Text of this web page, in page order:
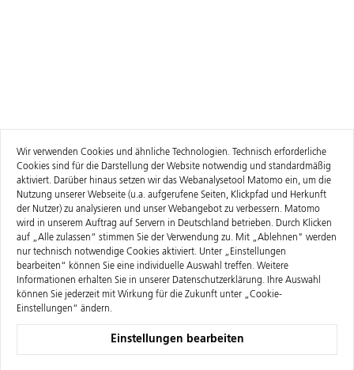
Wir verwenden Cookies und ähnliche Technologien. Technisch erforderliche
Cookies sind für die Darstellung der Website notwendig und standardmäßig
aktiviert. Darüber hinaus setzen wir das Webanalysetool Matomo ein, um die
Nutzung unserer Webseite (u.a. aufgerufene Seiten, Klickpfad und Herkunft
der Nutzer) zu analysieren und unser Webangebot zu verbessern. Matomo
wird in unserem Auftrag auf Servern in Deutschland betrieben. Durch Klicken
auf „Alle zulassen“ stimmen Sie der Verwendung zu. Mit „Ablehnen" werden
nur technisch notwendige Cookies aktiviert. Unter „Einstellungen
bearbeiten“ können Sie eine individuelle Auswahl treffen. Weitere
Informationen erhalten Sie in unserer Datenschutzerklärung. Ihre Auswahl
können Sie jederzeit mit Wirkung für die Zukunft unter „Cookie-
Einstellungen“ ändern.
Einstellungen bearbeiten